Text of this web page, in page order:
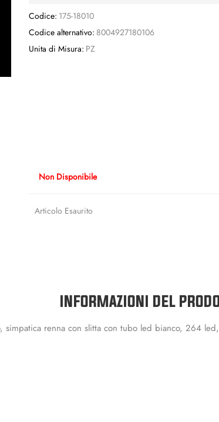
Codice: 175-18010
Codice alternativo: 8004927180106
Unita di Misura: PZ
Non Disponibile
Articolo Esaurito
INFORMAZIONI DEL
renna con slitta con tubo led bianco, 264